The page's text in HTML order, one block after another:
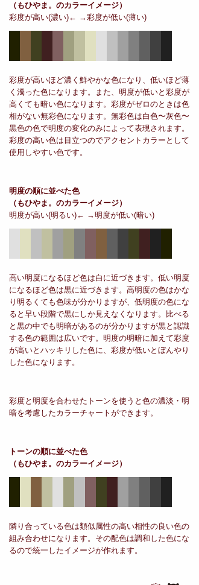
（もひやま。のカラーイメージ）
彩度が高い(濃い)← →彩度が低い(薄い)
彩度が高いほど濃く鮮やかな色になり、低いほど薄
く濁った色になります。また、明度が低いと彩度が
高くても暗い色になります。彩度がゼロのときは色
相がない無彩色になります。無彩色は白色〜灰色〜
黒色の色で明度の変化のみによって表現されます。
彩度の高い色は目立つのでアクセントカラーとして
使用しやすい色です。
明度の順に並べた色
（もひやま。のカラーイメージ）
明度が高い(明るい)← →明度が低い(暗い)
高い明度になるほど色は白に近づきます。低い明度
になるほど色は黒に近づきます。高明度の色はかな
り明るくても色味が分かりますが、低明度の色にな
ると早い段階で黒にしか見えなくなります。比べる
と黒の中でも明暗があるのが分かりますが黒と認識
する色の範囲は広いです。明度の明暗に加えて彩度
が高いとハッキリした色に、彩度が低いとぼんやり
した色になります。
彩度と明度を合わせたトーンを使うと色の濃淡・明
暗を考慮したカラーチャートができます。
トーンの順に並べた色
（もひやま。のカラーイメージ）
隣り合っている色は類似属性の高い相性の良い色の
組み合わせになります。その配色は調和した色にな
るので統一したイメージが作れます。